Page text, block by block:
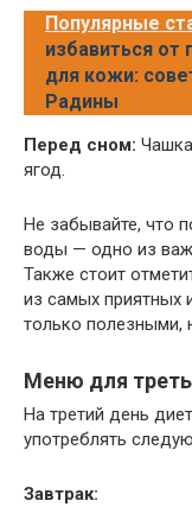
Популярные
избавиться
для кожи:
Радины
Перед сном:
ягод.
Не забывайте, что
воды — одно из
Также стоит
из самых приятных
только полезными,
Меню для
На третий день
употреблять
Завтрак: